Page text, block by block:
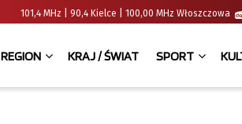
101,4 MHz | 90,4 Kielce | 100,00 MHz Włoszczowa
REGION KRAJ / ŚWIAT SPORT